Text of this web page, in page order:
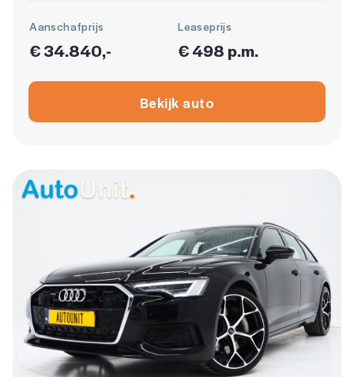
Aanschafprijs
€ 34.840,-
Leaseprijs
€ 498 p.m.
Bekijk auto